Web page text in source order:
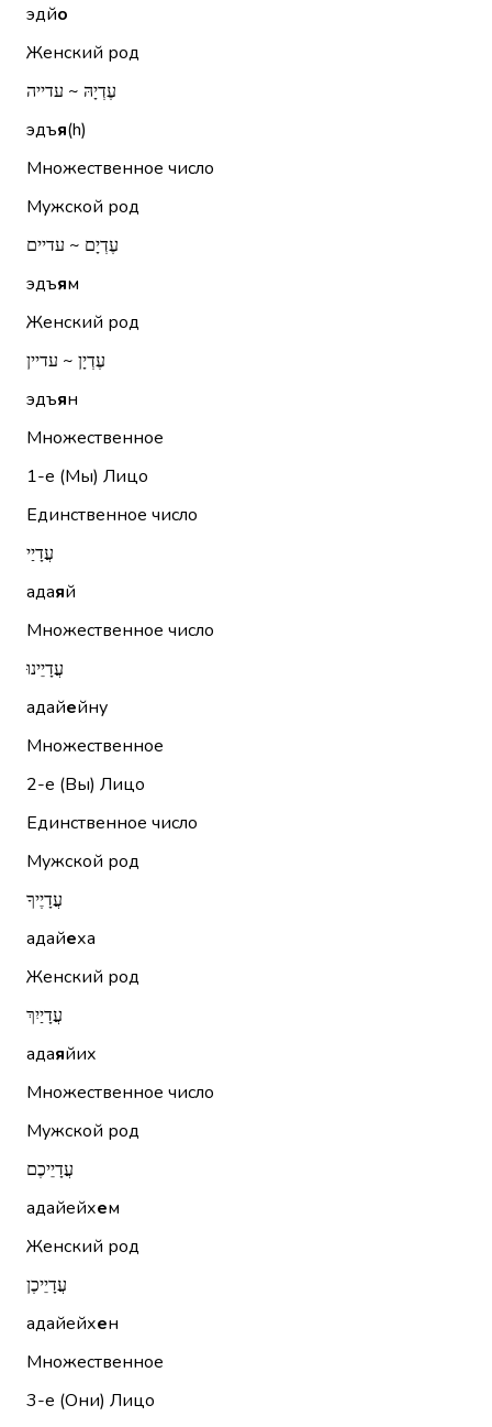
эдйо
Женский род
עֶדְיָהּ ~ עדייה
эдъя(h)
Множественное число
Мужской род
עֶדְיָם ~ עדיים
эдъям
Женский род
עֶדְיָן ~ עדיין
эдъян
Множественное
1-е (Мы) Лицо
Единственное число
עֲדָיַי
адаяй
Множественное число
עֲדָיֵינוּ
адайейну
Множественное
2-е (Вы) Лицо
Единственное число
Мужской род
עֲדָיֶיךָ
адайеха
Женский род
עֲדָיַיִךְ
адаяйих
Множественное число
Мужской род
עֲדָיֵיכֶם
адайейхем
Женский род
עֲדָיֵיכֶן
адайейхен
Множественное
3-е (Они) Лицо